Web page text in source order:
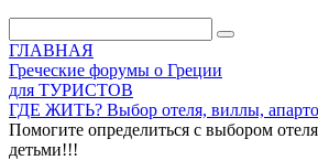
ГЛАВНАЯ
Греческие форумы о Греции
для ТУРИСТОВ
ГДЕ ЖИТЬ? Выбор отеля, виллы,
Помогите определиться с выбором
детьми!!!